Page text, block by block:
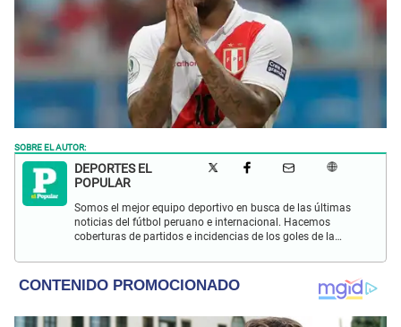
SOBRE EL AUTOR:
DEPORTES EL
POPULAR
Somos el mejor equipo deportivo en busca de las últimas
noticias del fútbol peruano e internacional. Hacemos
coberturas de partidos e incidencias de los goles de la
eventos deportivos.